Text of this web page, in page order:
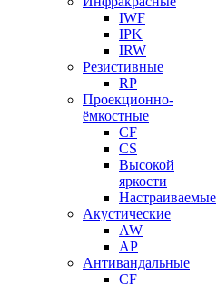
IWF
IPK
IRW
Резистивные
RP
Проекционно-
ёмкостные
CF
CS
Высокой
яркости
Настраиваемые
Акустические
AW
AP
Антивандальные
CF